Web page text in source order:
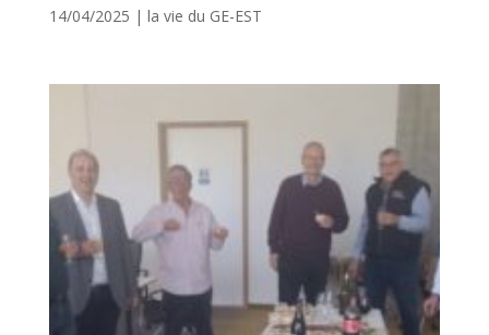
14/04/2025 | la vie du GE-EST